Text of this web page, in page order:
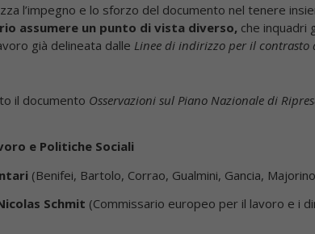
l’impegno e lo sforzo del documento nel tenere
assumere un punto di vista diverso, che inquadri
già delineata dalle Linee di indirizzo per il
il documento Osservazioni sul Piano Nazionale di
e Politiche Sociali
(Benifei, Bartolo, Corrao, Gualmini, Gancia,
Schmit (Commissario europeo per il lavoro e i